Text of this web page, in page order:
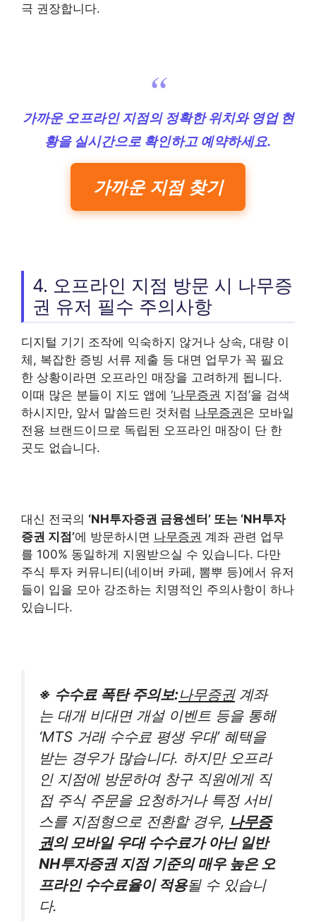
극 권장합니다.
가까운 오프라인 지점의 정확한 위치와 영업 현
황을 실시간으로 확인하고 예약하세요.
가까운 지점 찾기
4. 오프라인 지점 방문 시 나무증
권 유저 필수 주의사항
디지털 기기 조작에 익숙하지 않거나 상속, 대량 이
체, 복잡한 증빙 서류 제출 등 대면 업무가 꼭 필요
한 상황이라면 오프라인 매장을 고려하게 됩니다.
이때 많은 분들이 지도 앱에 ‘나무증권 지점’을 검색
하시지만, 앞서 말씀드린 것처럼 나무증권은 모바일
전용 브랜드이므로 독립된 오프라인 매장이 단 한
곳도 없습니다.
대신 전국의 ‘NH투자증권 금융센터’ 또는 ‘NH투자
증권 지점’에 방문하시면 나무증권 계좌 관련 업무
를 100% 동일하게 지원받으실 수 있습니다. 다만
주식 투자 커뮤니티(네이버 카페, 뽐뿌 등)에서 유저
들이 입을 모아 강조하는 치명적인 주의사항이 하나
있습니다.
※ 수수료 폭탄 주의보:나무증권계좌
는 대개 비대면 개설 이벤트 등을 통해
‘MTS 거래 수수료 평생 우대’ 혜택을
받는 경우가 많습니다. 하지만 오프라
인 지점에 방문하여 창구 직원에게 직
접 주식 주문을 요청하거나 특정 서비
스를 지점형으로 전환할 경우, 나무증
권의 모바일 우대 수수료가 아닌 일반
NH투자증권 지점 기준의 매우 높은 오
프라인 수수료율이 적용될 수 있습니
다.